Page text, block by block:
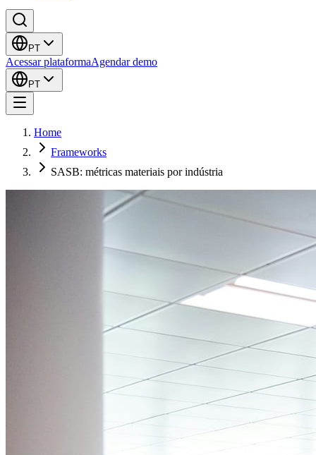
PT
Acessar plataformaAgendar demo
PT
Home
Frameworks
SASB: métricas materiais por indústria